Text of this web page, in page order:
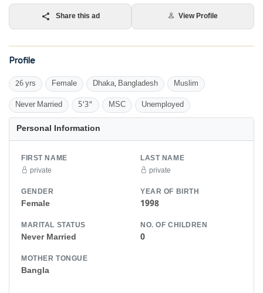
Share this ad View Profile
Profile
26 yrs Female Dhaka, Bangladesh Muslim
Never Married 5'3" MSC Unemployed
Personal Information
FIRST NAME
private
LAST NAME
private
GENDER
Female
YEAR OF BIRTH
1998
MARITAL STATUS
Never Married
NO. OF CHILDREN
0
MOTHER TONGUE
Bangla